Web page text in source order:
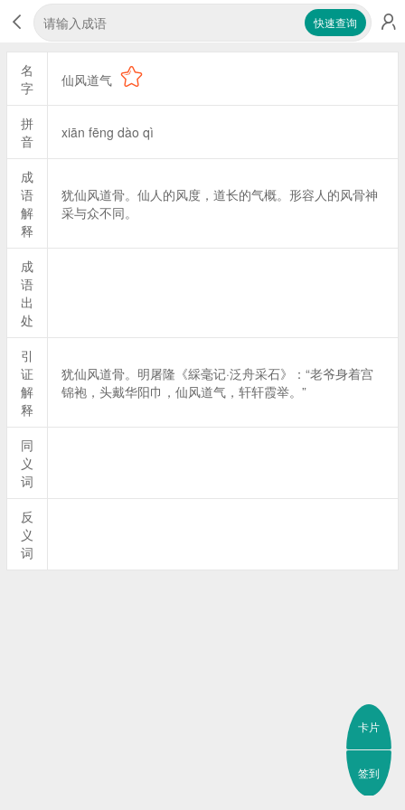
快速查询
名
字
仙风道气
拼
音
xiān fēng dào qì
成
语
解
释
犹仙风道骨。仙人的风度，道长的气概。形容人的风骨神
采与众不同。
成
语
出
处
引
证
解
释
犹仙风道骨。明屠隆《綵毫记·泛舟采石》：“老爷身着宫
锦袍，头戴华阳巾，仙风道气，轩轩霞举。”
同
义
词
反
义
词
卡片
签到